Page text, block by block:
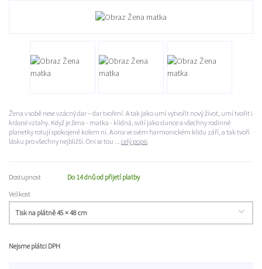
Žena v sobě nese vzácný dar – dar tvoření. A tak jako umí vytvořit nový život, umí tvořit i
krásné vztahy. Když je žena - matka - klidná, svítí jako slunce a všechny rodinné
planetky rotují spokojeně kolem ní. A ona ve svém harmonickém klidu září, a tak tvoří
lásku pro všechny nejbližší. Oni se tou ... celý popis
Dostupnost
Do 14 dnů od přijetí platby
Velikost
Nejsme plátci DPH